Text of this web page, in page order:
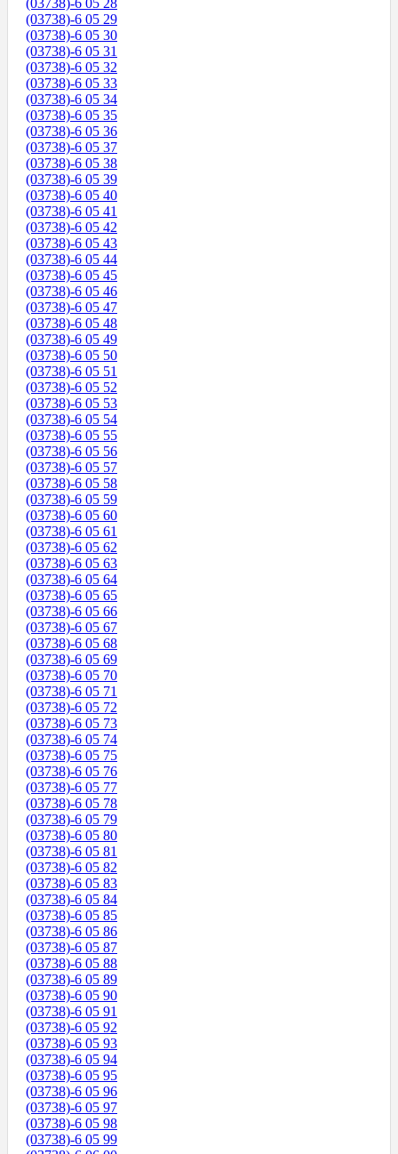
(03738)-6 05 28
(03738)-6 05 29
(03738)-6 05 30
(03738)-6 05 31
(03738)-6 05 32
(03738)-6 05 33
(03738)-6 05 34
(03738)-6 05 35
(03738)-6 05 36
(03738)-6 05 37
(03738)-6 05 38
(03738)-6 05 39
(03738)-6 05 40
(03738)-6 05 41
(03738)-6 05 42
(03738)-6 05 43
(03738)-6 05 44
(03738)-6 05 45
(03738)-6 05 46
(03738)-6 05 47
(03738)-6 05 48
(03738)-6 05 49
(03738)-6 05 50
(03738)-6 05 51
(03738)-6 05 52
(03738)-6 05 53
(03738)-6 05 54
(03738)-6 05 55
(03738)-6 05 56
(03738)-6 05 57
(03738)-6 05 58
(03738)-6 05 59
(03738)-6 05 60
(03738)-6 05 61
(03738)-6 05 62
(03738)-6 05 63
(03738)-6 05 64
(03738)-6 05 65
(03738)-6 05 66
(03738)-6 05 67
(03738)-6 05 68
(03738)-6 05 69
(03738)-6 05 70
(03738)-6 05 71
(03738)-6 05 72
(03738)-6 05 73
(03738)-6 05 74
(03738)-6 05 75
(03738)-6 05 76
(03738)-6 05 77
(03738)-6 05 78
(03738)-6 05 79
(03738)-6 05 80
(03738)-6 05 81
(03738)-6 05 82
(03738)-6 05 83
(03738)-6 05 84
(03738)-6 05 85
(03738)-6 05 86
(03738)-6 05 87
(03738)-6 05 88
(03738)-6 05 89
(03738)-6 05 90
(03738)-6 05 91
(03738)-6 05 92
(03738)-6 05 93
(03738)-6 05 94
(03738)-6 05 95
(03738)-6 05 96
(03738)-6 05 97
(03738)-6 05 98
(03738)-6 05 99